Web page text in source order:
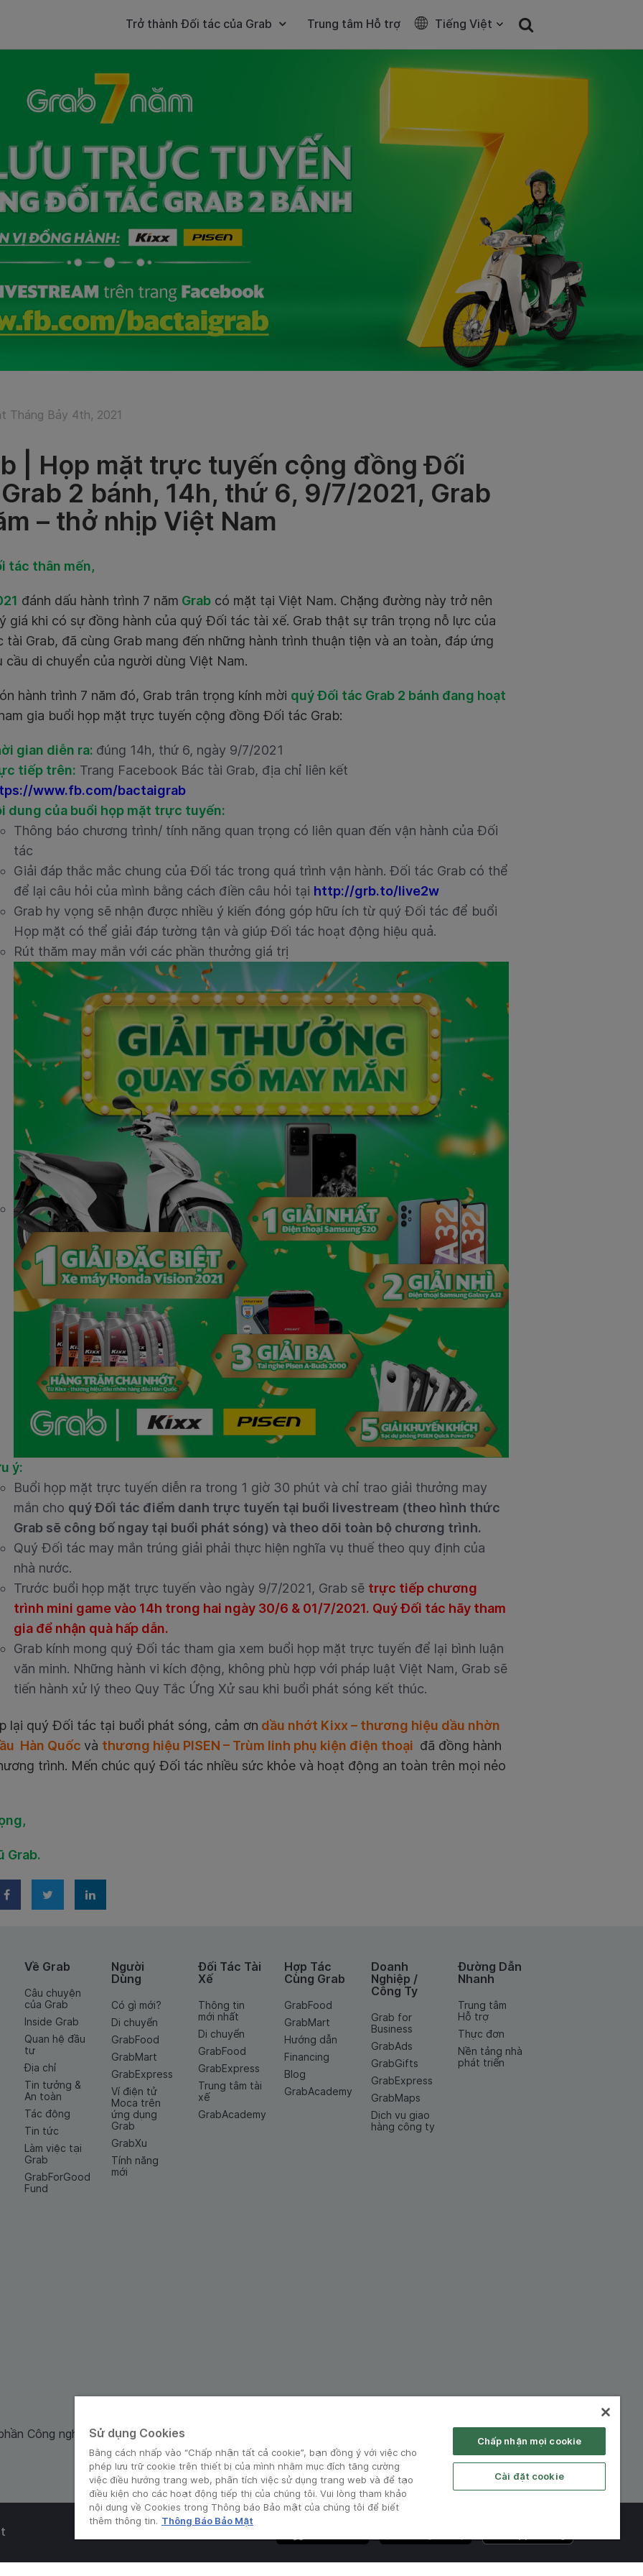
Trở thành Đối tác của Grab Trung tâm Hỗ trợ Tiếng Việt
Tháng Bảy 4th, 2021
| Họp mặt trực tuyến cộng đồng Đối
2 bánh, 14h, thứ 6, 9/7/2021, Grab
– thở nhịp Việt Nam
tác thân mến,
đánh dấu hành trình 7 năm Grab có mặt tại Việt Nam. Chặng đường này trở nên
giá khi có sự đồng hành của quý Đối tác tài xế. Grab thật sự trân trọng nỗ lực của
tài Grab, đã cùng Grab mang đến những hành trình thuận tiện và an toàn, đáp ứng
cầu di chuyển của người dùng Việt Nam.
hành trình 7 năm đó, Grab trân trọng kính mời quý Đối tác Grab 2 bánh đang hoạt
gia buổi họp mặt trực tuyến cộng đồng Đối tác Grab:
gian diễn ra: đúng 14h, thứ 6, ngày 9/7/2021
tiếp trên: Trang Facebook Bác tài Grab, địa chỉ liên kết
www.fb.com/bactaigrab
dung của buổi họp mặt trực tuyến:
Thông báo chương trình/ tính năng quan trọng có liên quan đến vận hành của Đối
tác
Giải đáp thắc mắc chung của Đối tác trong quá trình vận hành. Đối tác Grab có thể
để lại câu hỏi của mình bằng cách điền câu hỏi tại http://grb.to/live2w
Grab hy vọng sẽ nhận được nhiều ý kiến đóng góp hữu ích từ quý Đối tác để buổi
Họp mặt có thể giải đáp tường tận và giúp Đối tác hoạt động hiệu quả.
Rút thăm may mắn với các phần thưởng giá trị
ý:
Buổi họp mặt trực tuyến diễn ra trong 1 giờ 30 phút và chỉ trao giải thưởng may
mắn cho quý Đối tác điểm danh trực tuyến tại buổi livestream (theo hình thức
Grab sẽ công bố ngay tại buổi phát sóng) và theo dõi toàn bộ chương trình.
Quý Đối tác may mắn trúng giải phải thực hiện nghĩa vụ thuế theo quy định của
nhà nước.
Trước buổi họp mặt trực tuyến vào ngày 9/7/2021, Grab sẽ trực tiếp chương
trình mini game vào 14h trong hai ngày 30/6 & 01/7/2021. Quý Đối tác hãy tham
gia để nhận quà hấp dẫn.
Grab kính mong quý Đối tác tham gia xem buổi họp mặt trực tuyến để lại bình luận
văn minh. Những hành vi kích động, không phù hợp với pháp luật Việt Nam, Grab sẽ
tiến hành xử lý theo Quy Tắc Ứng Xử sau khi buổi phát sóng kết thúc.
lại quý Đối tác tại buổi phát sóng, cảm ơn dầu nhớt Kixx – thương hiệu dầu nhờn
Hàn Quốc và thương hiệu PISEN – Trùm linh phụ kiện điện thoại đã đồng hành
trình. Mến chúc quý Đối tác nhiều sức khỏe và hoạt động an toàn trên mọi nẻo
Grab.
Về Grab
Câu chuyện
của Grab
Inside Grab
Quan hệ đầu
tư
Địa chỉ
Tin tưởng &
An toàn
Tác động
Tin tức
Làm việc tại
Grab
GrabForGood
Fund
Người
Dùng
Có gì mới?
Di chuyển
GrabFood
GrabMart
GrabExpress
Ví điện tử
Moca trên
ứng dụng
Grab
GrabXu
Tính năng
mới
Đối Tác Tài
Xế
Thông tin
mới nhất
Di chuyển
GrabFood
GrabExpress
Trung tâm tài
xế
GrabAcademy
Hợp Tác
Cùng Grab
GrabFood
GrabMart
Hướng dẫn
Financing
Blog
GrabAcademy
Doanh
Nghiệp /
Công Ty
Grab for
Business
GrabAds
GrabGifts
GrabExpress
GrabMaps
Dịch vụ giao
hàng công ty
Đường Dẫn
Nhanh
Trung tâm
Hỗ trợ
Thực đơn
Nền tảng nhà
phát triển
Công nghệ và Dịch Vụ Moca cung cấp. Mã số doanh nghiệp:
Sử dụng Cookies
Bằng cách nhấp vào “Chấp nhận tất cả cookie”, bạn đồng ý với việc cho
phép lưu trữ cookie trên thiết bị của mình nhằm mục đích tăng cường
việc điều hướng trang web, phân tích việc sử dụng trang web và để tạo
điều kiện cho các hoạt động tiếp thị của chúng tôi. Vui lòng tham khảo
nội dung về Cookies trong Thông báo Bảo mật của chúng tôi để biết
thêm thông tin. Thông Báo Bảo Mật
Chấp nhận mọi cookie
Cài đặt cookie